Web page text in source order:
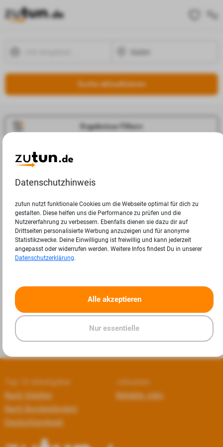
Suche aktualisieren
Ergebnisse Filtern
Jobangebote
Top 10 Arbeitgeber
Nach Städten
Nach Bundesländern
Deutschlandweit
Jobseiten
Beliebte Jobs
Datenschutzhinweis
zutun nutzt funktionale Cookies um die Webseite optimal für dich zu
gestalten. Diese helfen uns die Performance zu prüfen und die
Nutzererfahrung zu verbessern. Ebenfalls dienen sie dazu dir auf
Drittseiten personalisierte Werbung anzuzeigen und für anonyme
Statistikzwecke. Deine Einwilligung ist freiwillig und kann jederzeit
angepasst oder widerrufen werden. Weitere Infos findest Du in unserer
Datenschutzerklärung.
Alle akzeptieren
Nur essentielle